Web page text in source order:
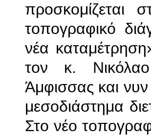
προσκομίζεται
τοπογραφικό
νέα
τον κ.
Άμφισσας και
μεσοδιάστημα
Στο νέο